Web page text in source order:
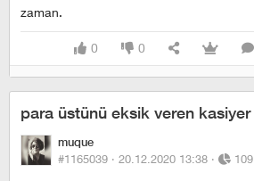
zaman.
0 0
para üstünü eksik veren kasiyer
muque
#1165039 · 20.12.2020 13:38 · 109